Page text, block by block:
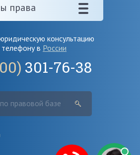
права
консультацию
в России
301-76-38